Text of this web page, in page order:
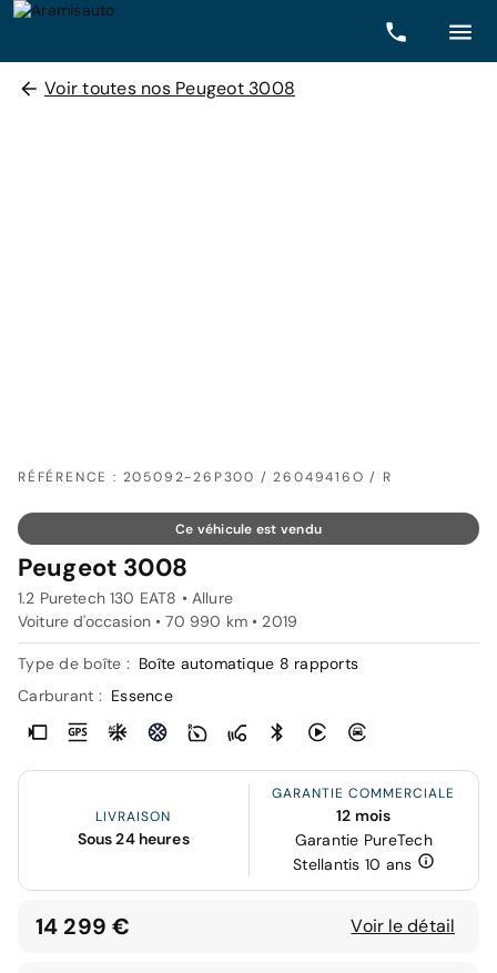
Voir toutes nos Peugeot 3008
RÉFÉRENCE : 205092-26P300 / 26049416O / R
Ce véhicule est vendu
Peugeot 3008
1.2 Puretech 130 EAT8 • Allure
Voiture d'occasion • 70 990 km • 2019
Type de boîte : Boîte automatique 8 rapports
Carburant : Essence
LIVRAISON
Sous 24 heures
GARANTIE COMMERCIALE
12 mois
Garantie PureTech
Stellantis 10 ans
14 299 € Voir le détail